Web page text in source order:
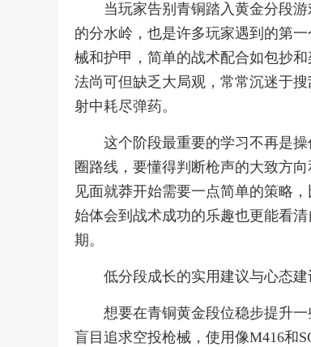
当玩家告别青铜踏入黄金分段
的分水岭，也是许多玩家遇到的第
械和护甲，简单的战术配合如包抄
法尚可但缺乏大局观，常常沉迷于
射中耗尽弹药。
这个阶段最重要的学习不再是
圈路线，要懂得判断枪声的大致方
见面就莽开始需要一点简单的策略
始体会到战术成功的乐趣也更能看
期。
低分段成长的实用建议与心态建
想要在青铜黄金段位稳步提升
盲目追求空投枪械，使用像M416和